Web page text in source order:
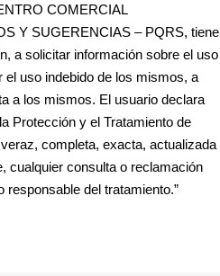
COMERCIAL
Y SUGERENCIAS – PQRS, tiene
a solicitar información sobre el uso
uso indebido de los mismos, a
a los mismos. El usuario declara
Protección y el Tratamiento de
completa, exacta, actualizada
cualquier consulta o reclamación
del tratamiento.”